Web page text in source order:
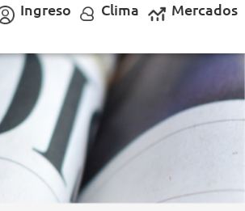
Ingreso Clima Mercados